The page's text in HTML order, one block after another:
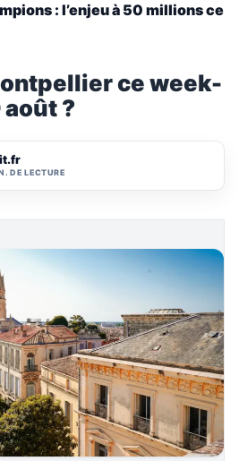
: l’enjeu à 50 millions ce
ce week-
août ?
DE LECTURE